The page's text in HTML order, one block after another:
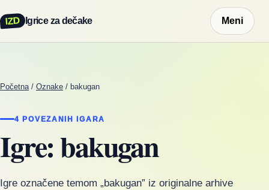
IZD Igrice za dečake Meni
Početna / Oznake / bakugan
4 POVEZANIH IGARA
Igre: bakugan
Igre označene temom „bakugan” iz originalne arhive